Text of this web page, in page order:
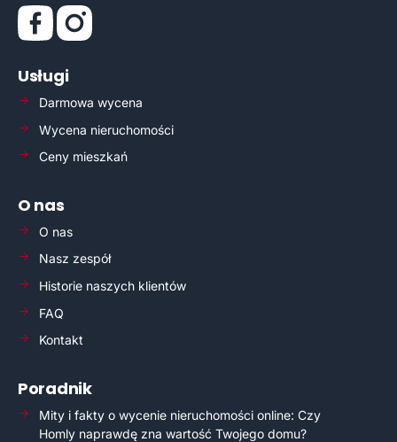
Usługi
Darmowa wycena
Wycena nieruchomości
Ceny mieszkań
O nas
O nas
Nasz zespół
Historie naszych klientów
FAQ
Kontakt
Poradnik
Mity i fakty o wycenie nieruchomości online: Czy
Homly naprawdę zna wartość Twojego domu?